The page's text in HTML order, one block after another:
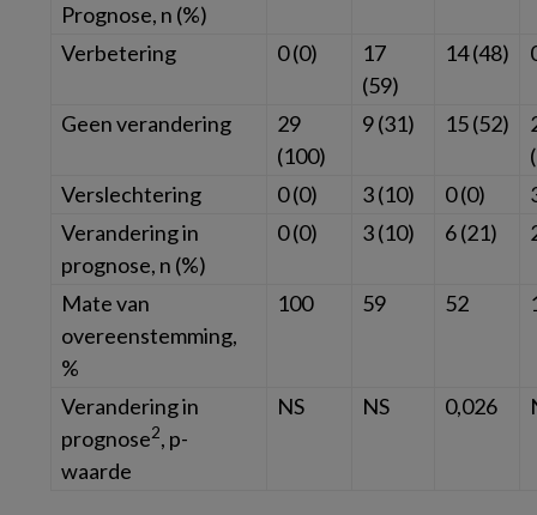
Prognose, n (%)
Verbetering
0 (0)
17
(59)
14 (48)
Geen verandering
29
(100)
9 (31) 15 (52)
Verslechtering
0 (0) 3 (10) 0 (0)
Verandering in
prognose, n (%)
0 (0) 3 (10) 6 (21)
Mate van
overeenstemming,
%
100 59 52
Verandering in
prognose2, p-
waarde
NS NS 0,026